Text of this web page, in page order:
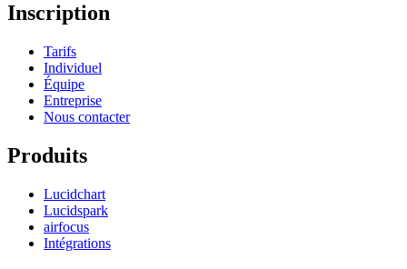
Inscription
Tarifs
Individuel
Équipe
Entreprise
Nous contacter
Produits
Lucidchart
Lucidspark
airfocus
Intégrations